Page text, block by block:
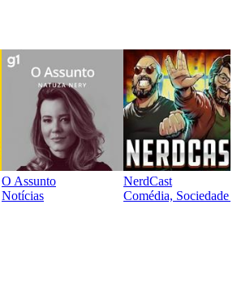
O Assunto
Notícias
NerdCast
Comédia, Sociedade